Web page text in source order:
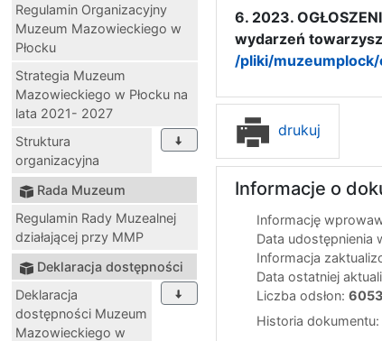
Regulamin Organizacyjny
Muzeum Mazowieckiego w
Płocku
Strategia Muzeum
Mazowieckiego w Płocku na
lata 2021- 2027
Struktura
organizacyjna
Rada Muzeum
Regulamin Rady Muzealnej
działającej przy MMP
Deklaracja dostępności
Deklaracja
dostępności Muzeum
Mazowieckiego w
6. 2023.
wydarzeń
/pliki/
drukuj
Informacje o
Informację
Data udostępnienia
Informacja
Data ostatniej
Liczba odsłon: 6053
Historia dokumentu: